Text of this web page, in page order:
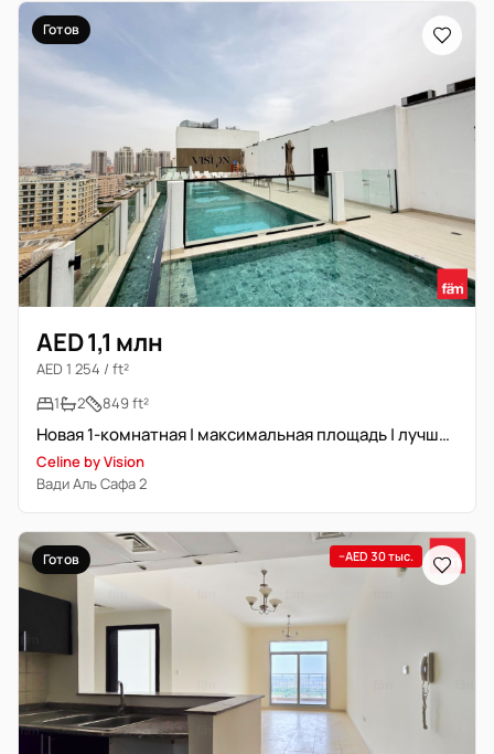
Готов
AED 1,1 млн
AED 1 254 / ft²
1
2 849 ft²
Новая 1-комнатная | максимальная площадь | лучший вид | свободна
Celine by Vision
Вади Аль Сафа 2
Готов −AED 30 тыс.